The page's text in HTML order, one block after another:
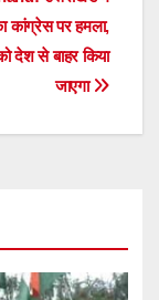
कांग्रेस पर हमला,
देश से बाहर किया
जाएगा